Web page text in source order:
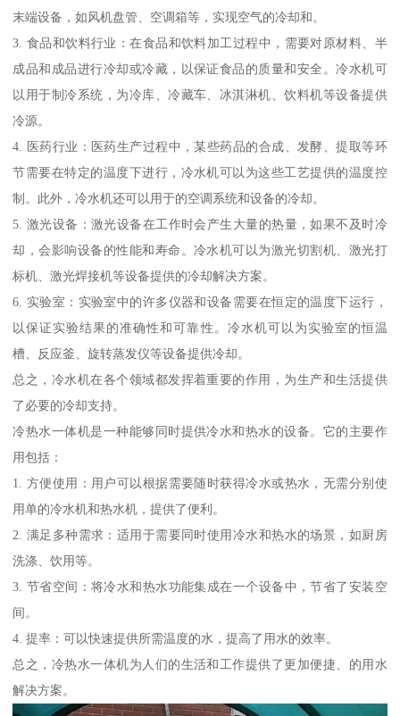
末端设备，如风机盘管、空调箱等，实现空气的冷却和。
3. 食品和饮料行业：在食品和饮料加工过程中，需要对原材料、半
成品和成品进行冷却或冷藏，以保证食品的质量和安全。冷水机可
以用于制冷系统，为冷库、冷藏车、冰淇淋机、饮料机等设备提供
冷源。
4. 医药行业：医药生产过程中，某些药品的合成、发酵、提取等环
节需要在特定的温度下进行，冷水机可以为这些工艺提供的温度控
制。此外，冷水机还可以用于的空调系统和设备的冷却。
5. 激光设备：激光设备在工作时会产生大量的热量，如果不及时冷
却，会影响设备的性能和寿命。冷水机可以为激光切割机、激光打
标机、激光焊接机等设备提供的冷却解决方案。
6. 实验室：实验室中的许多仪器和设备需要在恒定的温度下运行，
以保证实验结果的准确性和可靠性。冷水机可以为实验室的恒温
槽、反应釜、旋转蒸发仪等设备提供冷却。
总之，冷水机在各个领域都发挥着重要的作用，为生产和生活提供
了必要的冷却支持。
冷热水一体机是一种能够同时提供冷水和热水的设备。它的主要作
用包括：
1. 方便使用：用户可以根据需要随时获得冷水或热水，无需分别使
用单的冷水机和热水机，提供了便利。
2. 满足多种需求：适用于需要同时使用冷水和热水的场景，如厨房
洗涤、饮用等。
3. 节省空间：将冷水和热水功能集成在一个设备中，节省了安装空
间。
4. 提率：可以快速提供所需温度的水，提高了用水的效率。
总之，冷热水一体机为人们的生活和工作提供了更加便捷、的用水
解决方案。